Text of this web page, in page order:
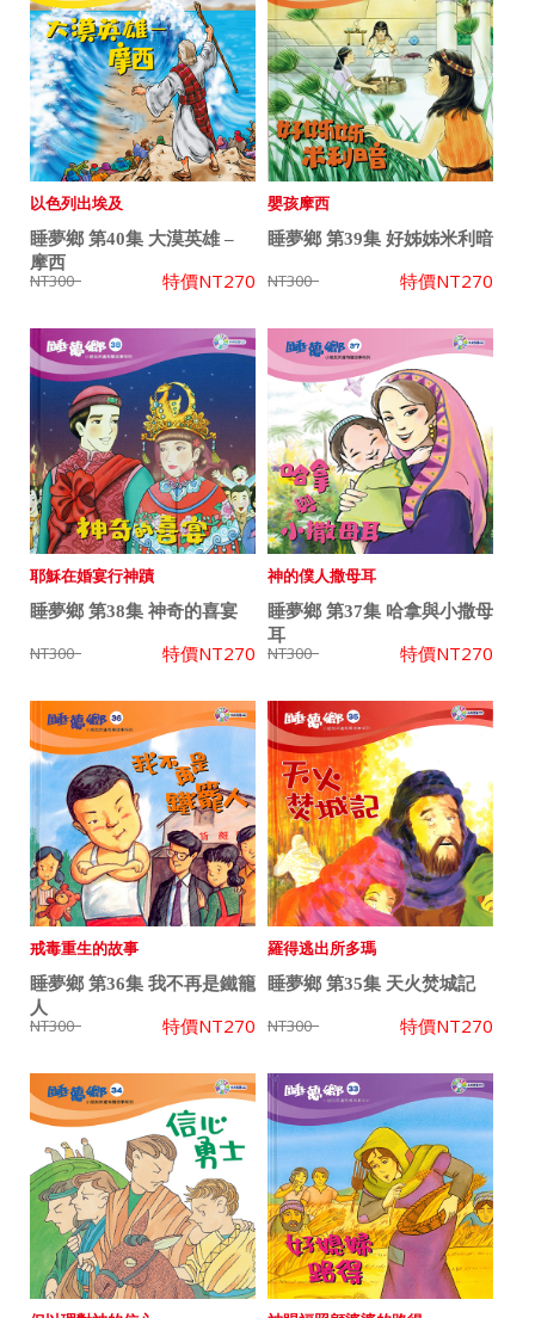
以色列出埃及
睡夢鄉 第40集 大漠英雄 –
摩西
NT300 特價NT270
嬰孩摩西
睡夢鄉 第39集 好姊姊米利暗
NT300 特價NT270
耶穌在婚宴行神蹟
睡夢鄉 第38集 神奇的喜宴
NT300 特價NT270
神的僕人撒母耳
睡夢鄉 第37集 哈拿與小撒母
耳
NT300 特價NT270
戒毒重生的故事
睡夢鄉 第36集 我不再是鐵籠
人
NT300 特價NT270
羅得逃出所多瑪
睡夢鄉 第35集 天火焚城記
NT300 特價NT270